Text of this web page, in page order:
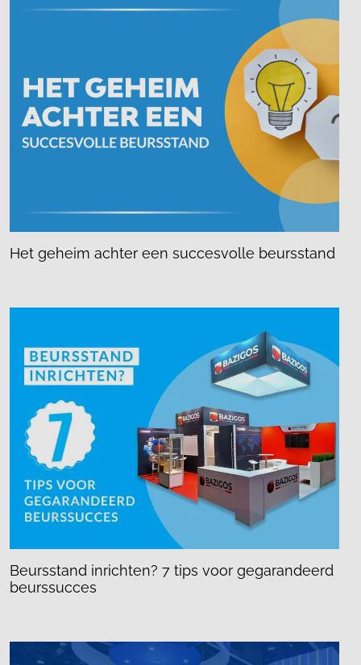
Het geheim achter een succesvolle beursstand
Beursstand inrichten? 7 tips voor gegarandeerd
beurssucces